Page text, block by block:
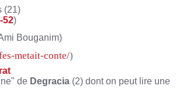
(21)
52)
Bouganim)
metait-conte/)
de Degracia (2) dont on peut lire une